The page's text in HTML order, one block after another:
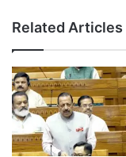
Related Articles